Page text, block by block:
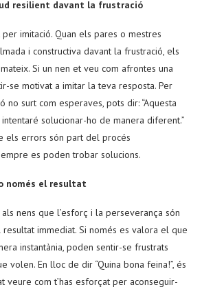
resilient davant la frustració
imitació. Quan els pares o mestres
i constructiva davant la frustració, els
Si un nen et veu com afrontes una
se motivat a imitar la teva resposta. Per
no surt com esperaves, pots dir: “Aquesta
solucionar-ho de manera diferent.”
els errors són part del procés
es poden trobar solucions.
només el resultat
nens que l’esforç i la perseverança són
immediat. Si només es valora el que
instantània, poden sentir-se frustrats
volen. En lloc de dir “Quina bona feina!”, és
veure com t’has esforçat per aconseguir-